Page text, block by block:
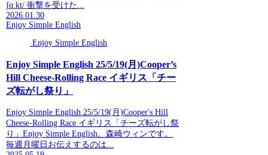
ʃɑːkt/ 衝撃を受けた...
2026.01.30
Enjoy Simple English
Enjoy Simple English
Enjoy Simple English 25/5/19(月)Cooper’s
Hill Cheese-Rolling Race イギリス「チー
ズ転がし祭り」
Enjoy Simple English 25/5/19(月)Cooper's Hill
Cheese-Rolling Race イギリス「チーズ転がし祭
り」Enjoy Simple English。森崎ウィンです。
毎週月曜日お伝えするのは...